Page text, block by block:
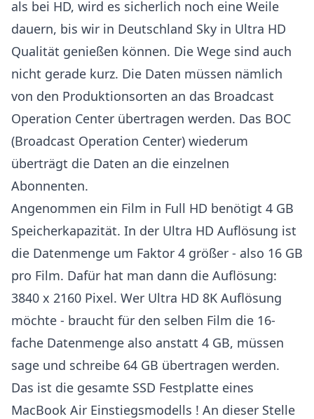
als bei HD, wird es sicherlich noch eine Weile
dauern, bis wir in Deutschland Sky in Ultra HD
Qualität genießen können. Die Wege sind auch
nicht gerade kurz. Die Daten müssen nämlich
von den Produktionsorten an das Broadcast
Operation Center übertragen werden. Das BOC
(Broadcast Operation Center) wiederum
überträgt die Daten an die einzelnen
Abonnenten.
Angenommen ein Film in Full HD benötigt 4 GB
Speicherkapazität. In der Ultra HD Auflösung ist
die Datenmenge um Faktor 4 größer - also 16 GB
pro Film. Dafür hat man dann die Auflösung:
3840 x 2160 Pixel. Wer Ultra HD 8K Auflösung
möchte - braucht für den selben Film die 16-
fache Datenmenge also anstatt 4 GB, müssen
sage und schreibe 64 GB übertragen werden.
Das ist die gesamte SSD Festplatte eines
MacBook Air Einstiegsmodells ! An dieser Stelle